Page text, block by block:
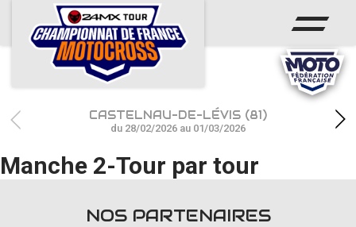
ACCUEIL
ACTUS
CALENDRIER
RÉSULTATS
PHOTOS / WEB TV
CASTELNAU-DE-LÉVIS (81)
du 28/02/2026 au 01/03/2026
Manche 2-Tour par tour
NOS PARTENAIRES